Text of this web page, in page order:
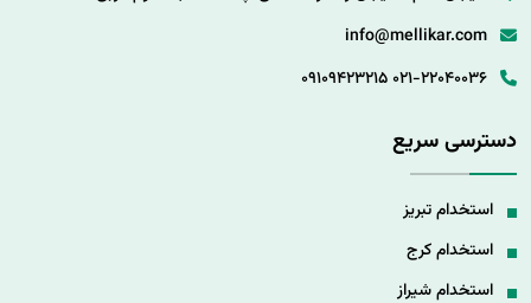
info@mellikar.com
021-22040036
09109423215
دسترسی سریع
استخدام تبریز
استخدام کرج
استخدام شیراز